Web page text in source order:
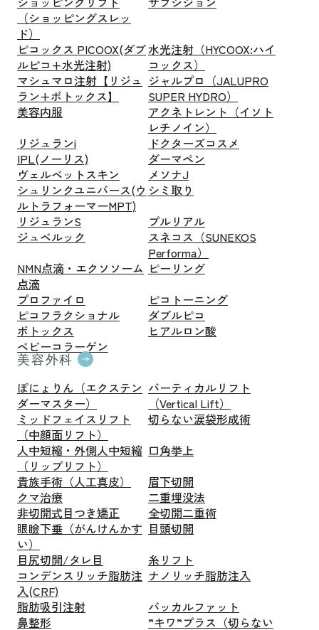
（ショッピングスレッ
ド）
ピコックス PICOOX(ダブ
ルピコ+水光注射)
水光注射（HYCOOX:ハイ
コックス）
マシュマロ注射【リジュ
ラン+ボトックス】
ジャルプロ（JALUPRO
SUPER HYDRO）
美容内服
アクネトレント（イソト
レチノイン）
リジュランi
ドクターズコスメ
IPL(ノーリス)
ダーマペン
ヴェルベットスキン
メソナJ
シュリンクユニバース(ウ
ルトラフォーマーMPT)
シミ取り
リジュランS
プルリアル
ジュベルック
スネコス（SUNEKOS
Performa）
NMN点滴・エクソソーム
点滴
ピーリング
プロファイロ
ピコトーニング
ピコフラクショナル
ダブルピコ
ボトックス
ヒアルロン酸
ベビーコラーゲン
美容外科
ぽにょりん（エクステン
ダーマスター）
バーティカルリフト
（Vertical Lift）
ミッドフェイスリフト
（中顔面リフト）
切らない涙袋形成術
人中短縮・外側人中短縮
（リップリフト）
口角挙上
貴族手術（人工真皮）
眉下切開
クマ治療
二重埋没法
非切開式目つき矯正
全切開二重術
眼瞼下垂（がんけんかす
い）
目頭切開
目尻切開/タレ目
糸リフト
コンデンスリッチ脂肪注
入(CRF)
ナノリッチ脂肪注入
脂肪吸引注射
バッカルファット
鼻整形
”キワ”プラス（切らない